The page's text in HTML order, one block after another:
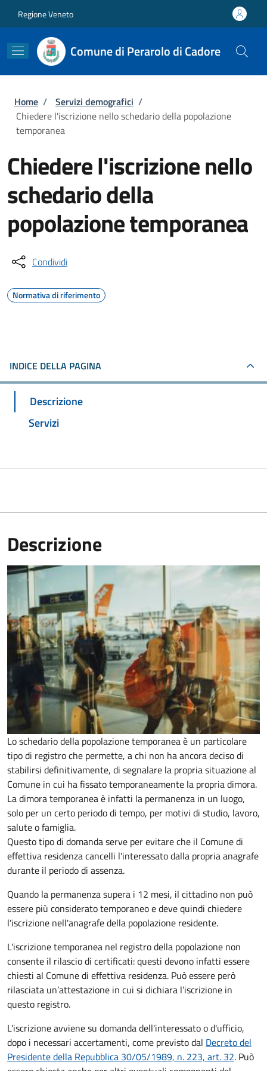
Regione Veneto
Comune di Perarolo di Cadore
Briciole di pane
Home / Servizi demografici /
Chiedere l'iscrizione nello schedario della popolazione
temporanea
Chiedere l'iscrizione nello
schedario della
popolazione temporanea
Condividi
Normativa di riferimento
INDICE DELLA PAGINA
Descrizione
Servizi
Descrizione
Lo schedario della popolazione temporanea è un particolare
tipo di registro che permette, a chi non ha ancora deciso di
stabilirsi definitivamente, di segnalare la propria situazione al
Comune in cui ha fissato temporaneamente la propria dimora.
La dimora temporanea è infatti la permanenza in un luogo,
solo per un certo periodo di tempo, per motivi di studio, lavoro,
salute o famiglia.
Questo tipo di domanda serve per evitare che il Comune di
effettiva residenza cancelli l'interessato dalla propria anagrafe
durante il periodo di assenza.
Quando la permanenza supera i 12 mesi, il cittadino non può
essere più considerato temporaneo e deve quindi chiedere
l'iscrizione nell'anagrafe della popolazione residente.
L'iscrizione temporanea nel registro della popolazione non
consente il rilascio di certificati: questi devono infatti essere
chiesti al Comune di effettiva residenza. Può essere però
rilasciata un’attestazione in cui si dichiara l’iscrizione in
questo registro.
L'iscrizione avviene su domanda dell'interessato o d'ufficio,
dopo i necessari accertamenti, come previsto dal Decreto del
Presidente della Repubblica 30/05/1989, n. 223, art. 32. Può